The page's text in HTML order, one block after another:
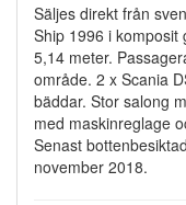
Säljes direkt från
Ship 1996 i komposit
5,14 meter.
område. 2 x Scania
bäddar. Stor salong
med maskinreglage
Senast
november 2018.